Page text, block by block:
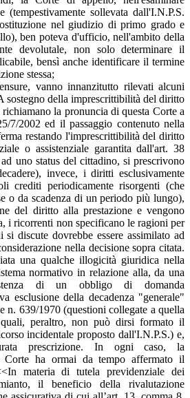
(tempestivamente sollevata dall'I.N.P.S.
nel giudizio di primo grado e
ben poteva d'ufficio, nell'ambito della
devolutale, non solo determinare il
bensì anche identificare il termine
stessa;
vanno innanzitutto rilevati alcuni
sostegno della imprescrittibilità del diritto
la pronuncia di questa Corte a
7/2002 ed il passaggio contenuto nella
restando l'imprescrittibilità del diritto
o assistenziale garantita dall'art. 38
uno status del cittadino, si prescrivono
invece, i diritti esclusivamente
crediti periodicamente risorgenti (che
o da scadenza di un periodo più lungo),
del diritto alla prestazione e vengono
i ricorrenti non specificano le ragioni per
discute dovrebbe essere assimilato ad
nella decisione sopra citata.
una qualche illogicità giuridica nella
normativo in relazione alla, da una
di un obbligo di domanda
esclusione della decadenza "generale"
n. 639/1970 (questioni collegate a quella
peraltro, non può dirsi formato il
incidentale proposto dall'I.N.P.S.) e,
prescrizione. In ogni caso, la
Corte ha ormai da tempo affermato il
materia di tutela previdenziale dei
il beneficio della rivalutazione